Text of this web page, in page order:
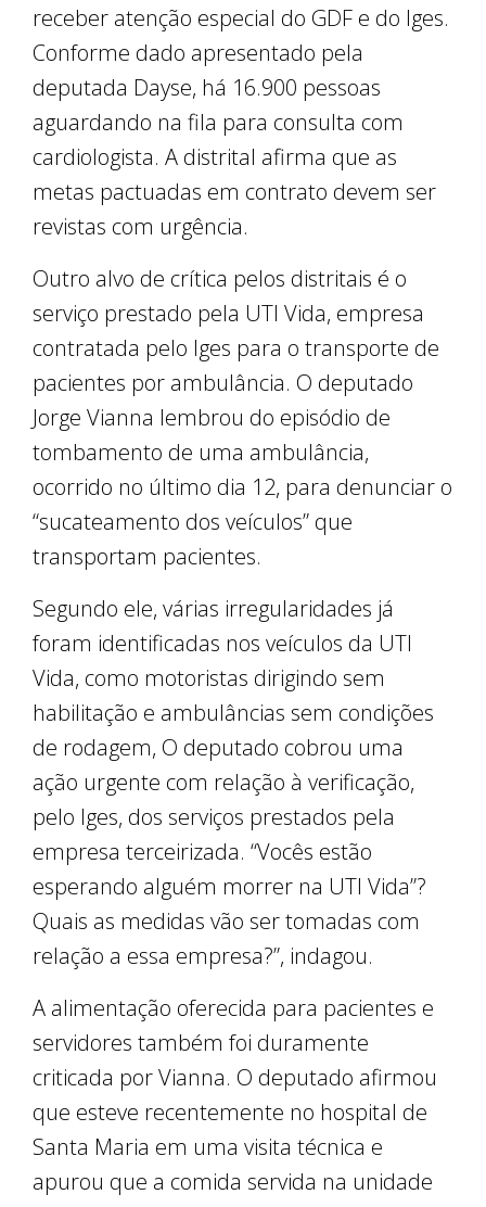
receber atenção especial do GDF e do Iges.
Conforme dado apresentado pela
deputada Dayse, há 16.900 pessoas
aguardando na fila para consulta com
cardiologista. A distrital afirma que as
metas pactuadas em contrato devem ser
revistas com urgência.
Outro alvo de crítica pelos distritais é o
serviço prestado pela UTI Vida, empresa
contratada pelo Iges para o transporte de
pacientes por ambulância. O deputado
Jorge Vianna lembrou do episódio de
tombamento de uma ambulância,
ocorrido no último dia 12, para denunciar o
“sucateamento dos veículos” que
transportam pacientes.
Segundo ele, várias irregularidades já
foram identificadas nos veículos da UTI
Vida, como motoristas dirigindo sem
habilitação e ambulâncias sem condições
de rodagem, O deputado cobrou uma
ação urgente com relação à verificação,
pelo Iges, dos serviços prestados pela
empresa terceirizada. “Vocês estão
esperando alguém morrer na UTI Vida”?
Quais as medidas vão ser tomadas com
relação a essa empresa?”, indagou.
A alimentação oferecida para pacientes e
servidores também foi duramente
criticada por Vianna. O deputado afirmou
que esteve recentemente no hospital de
Santa Maria em uma visita técnica e
apurou que a comida servida na unidade